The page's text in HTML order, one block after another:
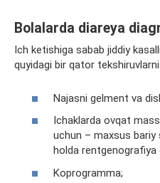
Bolalarda diareya
Ich ketishiga sabab jiddiy
quyidagi bir qator
Najasni gelment va
Ichaklarda ovqat
uchun – maxsus bariy
holda rentgenografiya
Koprogramma;